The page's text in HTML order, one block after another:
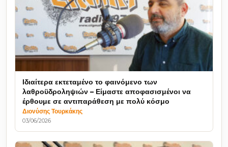
Ιδιαίτερα εκτεταμένο το φαινόμενο των
λαθροϋδροληψιών – Είμαστε αποφασισμένοι να
έρθουμε σε αντιπαράθεση με πολύ κόσμο
Διονύσης Τουρκάκης
03/06/2026